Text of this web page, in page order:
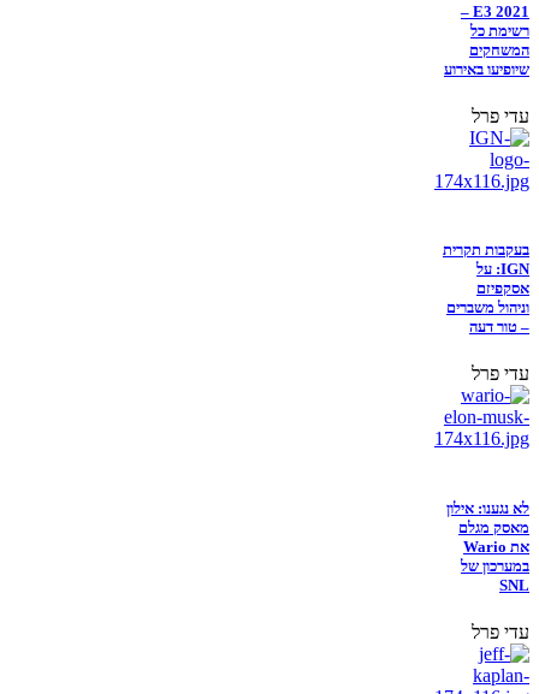
E3 2021 –
רשימת כל
המשחקים
שיופיעו באירוע
עדי פרל
בעקבות תקרית
IGN: על
אסקפיזם
וניהול משברים
– טור דעה
עדי פרל
לא נגענו: אילון
מאסק מגלם
את Wario
במערכון של
SNL
עדי פרל